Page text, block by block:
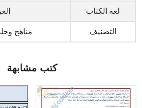
لغة الكتاب
التصنيف مناهج
كتب مشابهة